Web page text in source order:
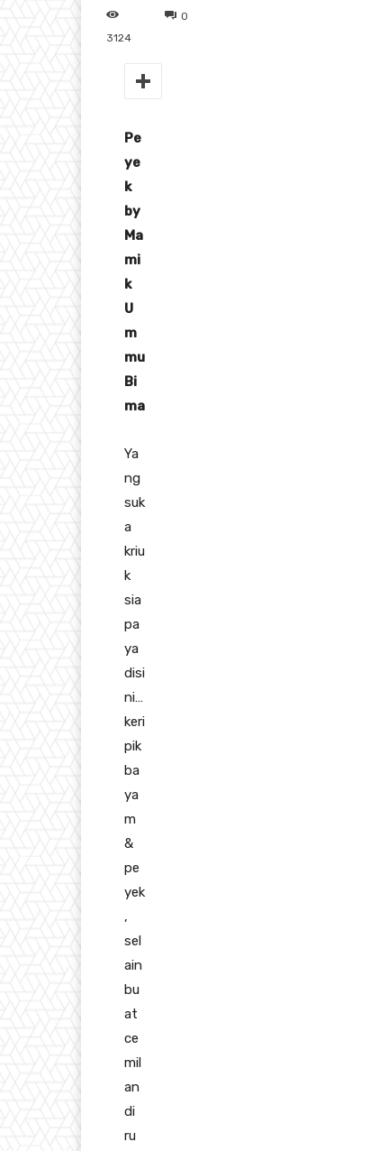
0
3124
Pe
ye
k
by
Ma
mi
k
U
m
mu
Bi
ma
Ya
ng
suk
a
kriu
k
sia
pa
ya
disi
ni…
keri
pik
ba
ya
m
&
pe
yek
,
sel
ain
bu
at
ce
mil
an
di
ru